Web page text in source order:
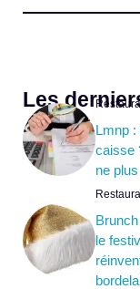
Les
Lmnp
caisse
ne
le